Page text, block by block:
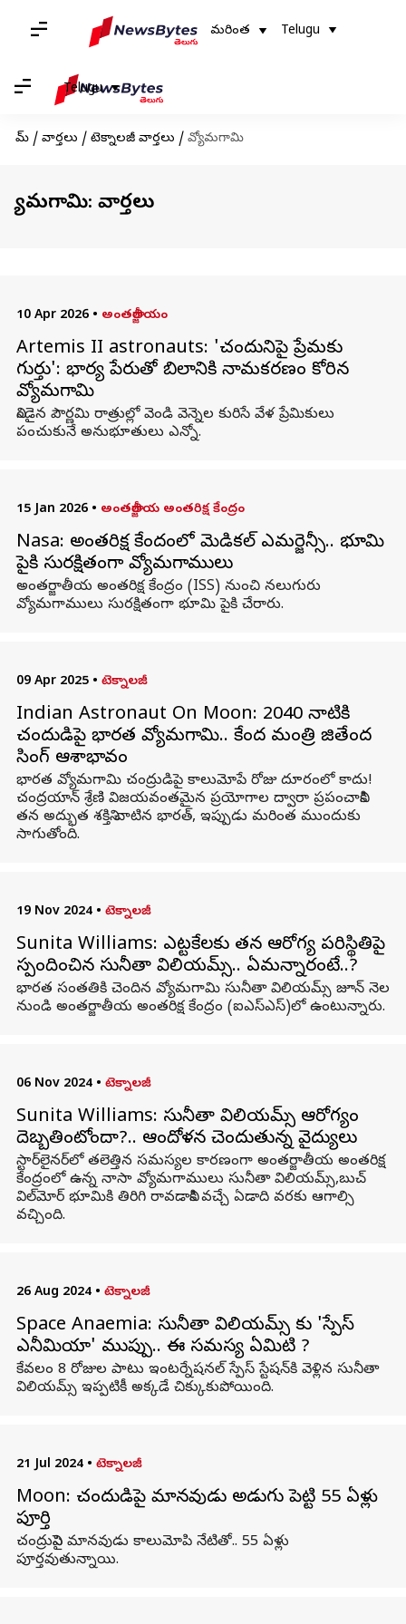
మరింత Telugu
Telugu
హోమ్ / వార్తలు / టెక్నాలజీ వార్తలు / వ్యోమగామి
వ్యోమగామి: వార్తలు
10 Apr 2026 • అంతర్జాతీయం
Artemis II astronauts: 'చంద్రునిపై ప్రేమకు
గుర్తు': భార్య పేరుతో బిలానికి నామకరణం కోరిన
వ్యోమగామి
నిండైన పౌర్ణమి రాత్రుల్లో వెండి వెన్నెల కురిసే వేళ ప్రేమికులు
పంచుకునే అనుభూతులు ఎన్నో.
15 Jan 2026 • అంతర్జాతీయ అంతరిక్ష కేంద్రం
Nasa: అంతరిక్ష కేంద్రంలో మెడికల్‌ ఎమర్జెన్సీ.. భూమి
పైకి సురక్షితంగా వ్యోమగాములు
అంతర్జాతీయ అంతరిక్ష కేంద్రం (ISS) నుంచి నలుగురు
వ్యోమగాములు సురక్షితంగా భూమి పైకి చేరారు.
09 Apr 2025 • టెక్నాలజీ
Indian Astronaut On Moon: 2040 నాటికి
చంద్రుడిపై భారత వ్యోమగామి.. కేంద్ర మంత్రి జితేంద్ర
సింగ్‌ ఆశాభావం
భారత వ్యోమగామి చంద్రుడిపై కాలుమోపే రోజు దూరంలో కాదు!
చంద్రయాన్‌ శ్రేణి విజయవంతమైన ప్రయోగాల ద్వారా ప్రపంచానికి
తన అద్భుత శక్తిని చాటిన భారత్‌, ఇప్పుడు మరింత ముందుకు
సాగుతోంది.
19 Nov 2024 • టెక్నాలజీ
Sunita Williams: ఎట్టకేలకు తన ఆరోగ్య పరిస్థితిపై
స్పందించిన సునీతా విలియమ్స్.. ఏమన్నారంటే..?
భారత సంతతికి చెందిన వ్యోమగామి సునీతా విలియమ్స్ జూన్ నెల
నుండి అంతర్జాతీయ అంతరిక్ష కేంద్రం (ఐఎస్ఎస్)లో ఉంటున్నారు.
06 Nov 2024 • టెక్నాలజీ
Sunita Williams: సునీతా విలియమ్స్ ఆరోగ్యం
దెబ్బతింటోందా?.. ఆందోళన చెందుతున్న వైద్యులు
స్టార్‌లైనర్‌లో తలెత్తిన సమస్యల కారణంగా అంతర్జాతీయ అంతరిక్ష
కేంద్రంలో ఉన్న నాసా వ్యోమగాములు సునీతా విలియమ్స్,బుచ్
విల్‌మోర్ భూమికి తిరిగి రావడానికి వచ్చే ఏడాది వరకు ఆగాల్సి
వచ్చింది.
26 Aug 2024 • టెక్నాలజీ
Space Anaemia: సునీతా విలియమ్స్ కు 'స్పేస్
ఎనీమియా' ముప్పు.. ఈ సమస్య ఏమిటి ?
కేవలం 8 రోజుల పాటు ఇంటర్నేషనల్ స్పేస్ స్టేషన్‌కి వెళ్లిన సునీతా
విలియమ్స్ ఇప్పటికీ అక్కడే చిక్కుకుపోయింది.
21 Jul 2024 • టెక్నాలజీ
Moon: చంద్రుడిపై మానవుడు అడుగు పెట్టి 55 ఏళ్లు
పూర్తి
చంద్రునిపై మానవుడు కాలుమోపి నేటితో.. 55 ఏళ్లు
పూర్తవుతున్నాయి.